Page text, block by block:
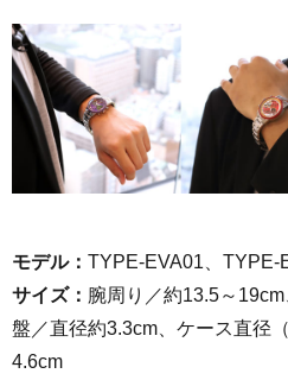
モデル： TYPE-EVA01、TYPE-
サイズ： 腕周り／約13.5～19cm
盤／直径約3.3cm、ケース直径
4.6cm